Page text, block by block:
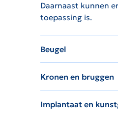
Daarnaast kunnen
toepassing is.
Beugel
Kronen en bruggen
Implantaat en